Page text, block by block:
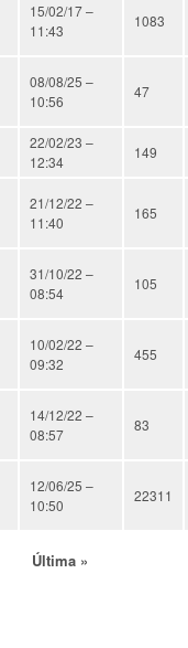
15/02/17 –
11:43
1083
08/08/25 –
10:56
47
22/02/23 –
12:34
149
21/12/22 –
11:40
165
31/10/22 –
08:54
105
10/02/22 –
09:32
455
14/12/22 –
08:57
83
12/06/25 –
10:50
22311
Última
Última »